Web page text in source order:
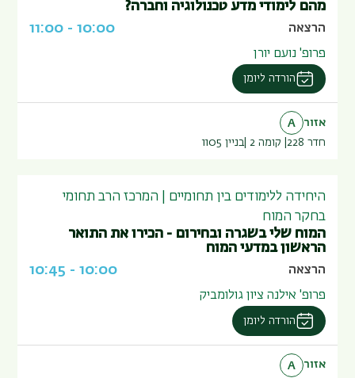
מהם לימודי מדע טכנולוגיה וחברה?
הרצאה 10:00
-
11:00
פרופ' נועם יורן
הורדה ליומן
אזור
A
חדר 228
קומה 2 בניין 1105
היחידה ללימודים בין תחומיים | המרכז הרב תחומי
בחקר המוח
המוח שלי בשגרה ובחירום - הכירו את התואר
הראשון במדעי המוח
הרצאה 10:00
-
10:45
פרופ' אילנה ציון גולומביק
הורדה ליומן
אזור
A